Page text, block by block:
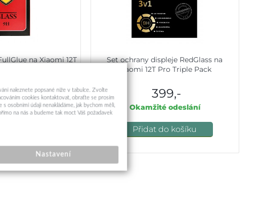
na Xiaomi 12T
odeslání
Set ochrany displeje RedGlass na
Xiaomi 12T Pro Triple Pack
399,-
Okamžité odeslání
Přidat do košíku
naleznete popsané níže v tabulce. Zvolte
cookies kontaktovat, obraťte se prosím
osobními údaji nenakládáme, jak bychom měli,
na nás a budeme tak moct Váš požadavek
Nastavení